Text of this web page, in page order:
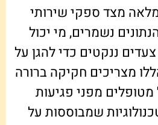
מצד ספקי שירותי
נשמרים, מי יכול
ננקטים כדי להגן על
מצריכים חקיקה ברורה
מטופלים מפני פגיעות
שמבוססות על